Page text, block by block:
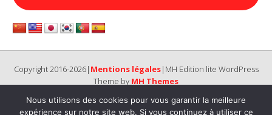
Copyright 2016-2026| Mentions légales|MH Edition lite WordPress
Theme by MH Themes
Nous utilisons des cookies pour vous garantir la meilleure
expérience sur notre site web. Si vous continuez à utiliser ce